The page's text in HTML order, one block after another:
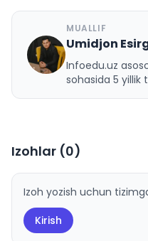
U
MUALLIF
Umidjon
Infoedu.uz
sohasida 5 yillik
Izohlar (0)
Izoh yozish uchun
Kirish